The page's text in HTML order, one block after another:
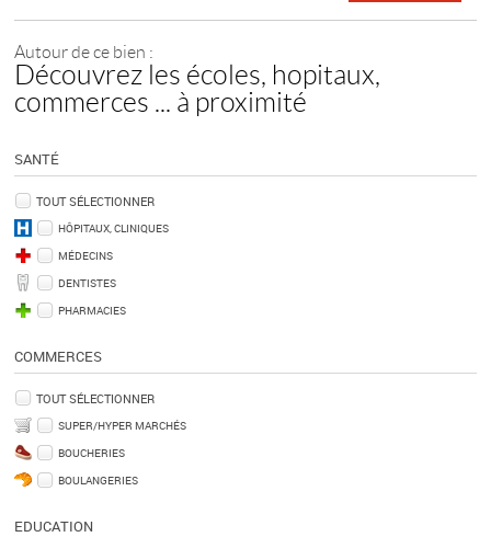
Autour de ce bien :
Découvrez les écoles, hopitaux,
commerces ... à proximité
SANTÉ
TOUT SÉLECTIONNER
HÔPITAUX, CLINIQUES
MÉDECINS
DENTISTES
PHARMACIES
COMMERCES
TOUT SÉLECTIONNER
SUPER/HYPER MARCHÉS
BOUCHERIES
BOULANGERIES
EDUCATION